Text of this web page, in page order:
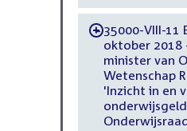
-35000-VIII-11
oktober 2018
minister van
Wetenschap
'Inzicht in en
onderwijsgelden'